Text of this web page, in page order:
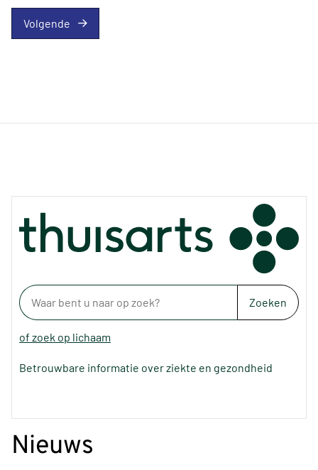
Volgende
Zoeken
of zoek op lichaam
Betrouwbare informatie over ziekte en gezondheid
Nieuws